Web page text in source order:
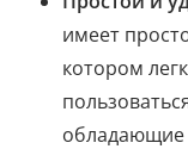
имеет
котором
обладающие